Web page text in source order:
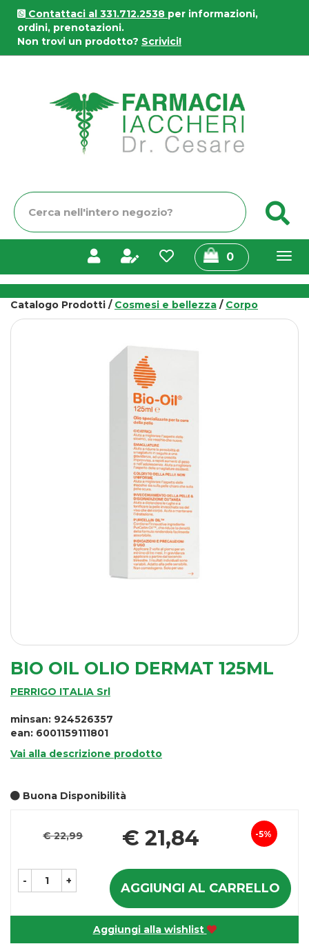
Passa
contenuto
principale
Contattaci al 331.712.2538 per informazioni,
ordini, prenotazioni.
Non trovi un prodotto? Scrivici!
Cerca
Prodotto
0prodotti
inseriti
Catalogo Prodotti / Cosmesi e bellezza / Corpo
BIO OIL OLIO DERMAT 125ML
PERRIGO ITALIA Srl
minsan: 924526357
ean: 6001159111801
Vai alla descrizione prodotto
Buona Disponibilità
Sconto
5%
€ 22,99 € 21,84
- + AGGIUNGI AL CARRELLO
Aggiungi alla wishlist